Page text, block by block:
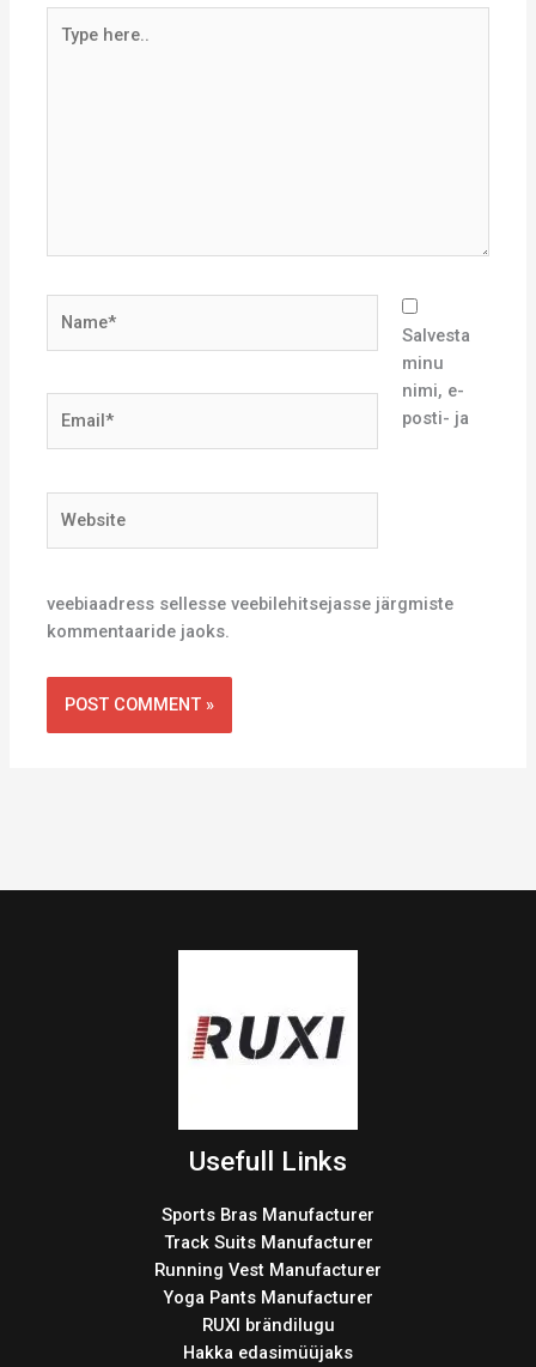
here..
Salvesta
minu
nimi, e-
posti- ja
veebiaadress sellesse veebilehitsejasse järgmiste
kommentaaride jaoks.
Usefull Links
Sports Bras Manufacturer
Track Suits Manufacturer
Running Vest Manufacturer
Yoga Pants Manufacturer
RUXI brändilugu
Hakka edasimüüjaks